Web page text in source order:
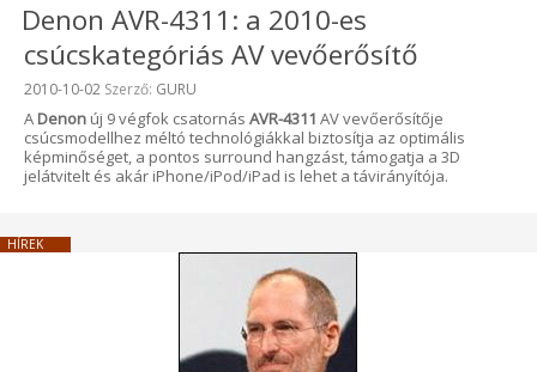
Denon AVR-4311: a 2010-es
csúcskategóriás AV vevőerősítő
Beküldve:
2010-10-02 Szerző: GURU
A Denon új 9 végfok csatornás AVR-4311 AV vevőerősítője
csúcsmodellhez méltó technológiákkal biztosítja az optimális
képminőséget, a pontos surround hangzást, támogatja a 3D
jelátvitelt és akár iPhone/iPod/iPad is lehet a távirányítója.
HÍREK